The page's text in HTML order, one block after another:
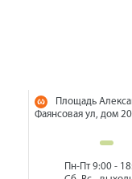
Площадь
Фаянсовая ул, дом
Пн-Пт 9:00 -